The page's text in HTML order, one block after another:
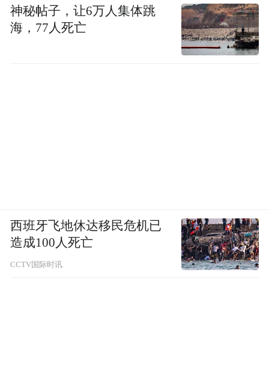
神秘帖子，让6万人集体跳
海，77人死亡
西班牙飞地休达移民危机已
造成100人死亡
CCTV国际时讯